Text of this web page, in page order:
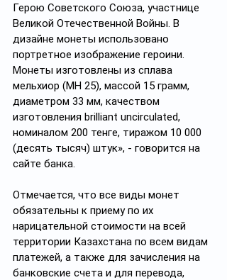
Герою Советского Союза, участнице
Великой Отечественной Войны. В
дизайне монеты использовано
портретное изображение героини.
Монеты изготовлены из сплава
мельхиор (МН 25), массой 15 грамм,
диаметром 33 мм, качеством
изготовления brilliant uncirculated,
номиналом 200 тенге, тиражом 10 000
(десять тысяч) штук», - говорится на
сайте банка.
Отмечается, что все виды монет
обязательны к приему по их
нарицательной стоимости на всей
территории Казахстана по всем видам
платежей, а также для зачисления на
банковские счета и для перевода,